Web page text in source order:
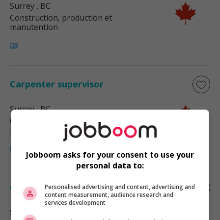
Surrey , BC
Construction, production et
manutention
Carpenter supervisor
Surrey, BC
Construction, production et
Carpenter supervisor
Surrey
Jobboom asks for your consent to use your
personal data to:
Personalised advertising and content, advertising and
content measurement, audience research and
services development